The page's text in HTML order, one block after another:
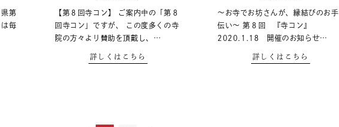
第
毎
【第８回寺コン】 ご案内中の「第８
回寺コン」ですが、 この度多くの寺
院の方々より賛助を頂戴し、…
詳しくはこちら
～お寺でお坊さんが、縁結びのお手
伝い～ 第８回 『寺コン』
2020.1.18 開催のお知らせ…
詳しくはこちら